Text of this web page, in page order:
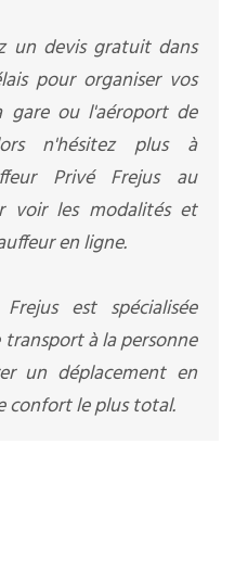
un devis gratuit dans
pour organiser vos
gare ou l'aéroport de
n'hésitez plus à
Privé Frejus au
voir les modalités et
en ligne.
est spécialisée
transport à la personne
un déplacement en
confort le plus total.